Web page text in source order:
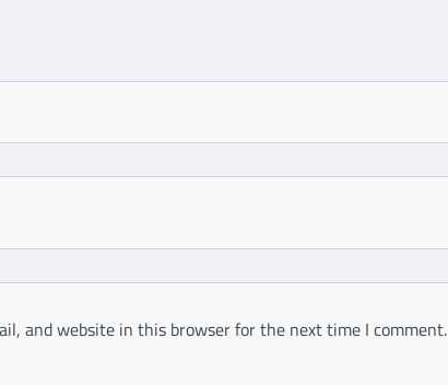
and website in this browser for the next time I comment.